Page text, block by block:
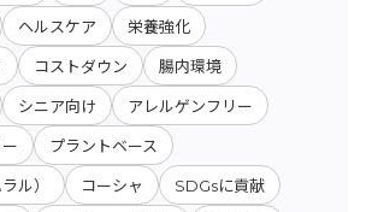
ヘルスケア 栄養強化
コストダウン 腸内環境
シニア向け アレルゲンフリー
プラントベース
ル） コーシャ SDGsに貢献